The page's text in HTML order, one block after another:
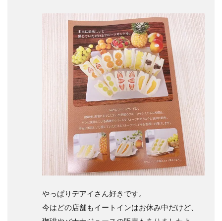
やっぱりデアイさん好きです。
今はどの店舗もイートインはお休み中だけど、